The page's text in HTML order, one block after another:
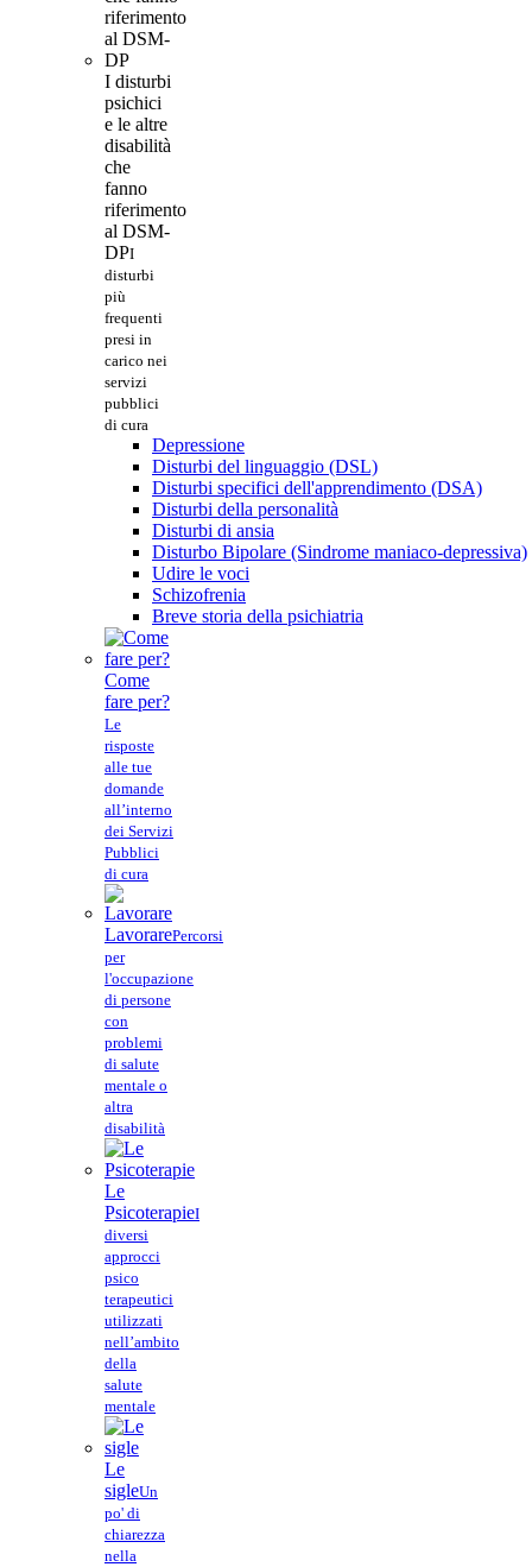
I disturbi
psichici
e le altre
disabilità
che
fanno
riferimento
al DSM-
DPI
disturbi
più
frequenti
presi in
carico nei
servizi
pubblici
di cura
Depressione
Disturbi del linguaggio (DSL)
Disturbi specifici dell'apprendimento (DSA)
Disturbi della personalità
Disturbi di ansia
Disturbo Bipolare (Sindrome maniaco-depressiva)
Udire le voci
Schizofrenia
Breve storia della psichiatria
Come
fare per?
Le
risposte
alle tue
domande
all’interno
dei Servizi
Pubblici
di cura
LavorarePercorsi
per
l'occupazione
di persone
con
problemi
di salute
mentale o
altra
disabilità
Le
PsicoterapieI
diversi
approcci
psico
terapeutici
utilizzati
nell’ambito
della
salute
mentale
Le
sigleUn
po' di
chiarezza
nella